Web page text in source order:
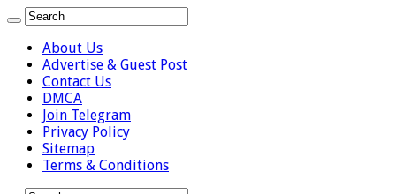
About Us
Advertise & Guest Post
Contact Us
DMCA
Join Telegram
Privacy Policy
Sitemap
Terms & Conditions